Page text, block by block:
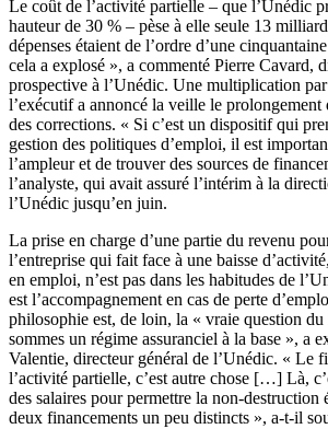
Le coût de l’activité partielle – que l’Unédic
hauteur de 30 % – pèse à elle seule 13
dépenses étaient de l’ordre d’une
cela a explosé », a commenté Pierre Cavard,
prospective à l’Unédic. Une multiplication
l’exécutif a annoncé la veille le prolongement
des corrections. « Si c’est un dispositif qui
gestion des politiques d’emploi, il est
l’ampleur et de trouver des sources de
l’analyste, qui avait assuré l’intérim à la
l’Unédic jusqu’en juin.
La prise en charge d’une partie du revenu
l’entreprise qui fait face à une baisse
en emploi, n’est pas dans les habitudes de
est l’accompagnement en cas de perte
philosophie est, de loin, la « vraie question
sommes un régime assuranciel à la base », a
Valentie, directeur général de l’Unédic. « Le
l’activité partielle, c’est autre chose […] Là,
des salaires pour permettre la non-destruction
deux financements un peu distincts », a-t-il